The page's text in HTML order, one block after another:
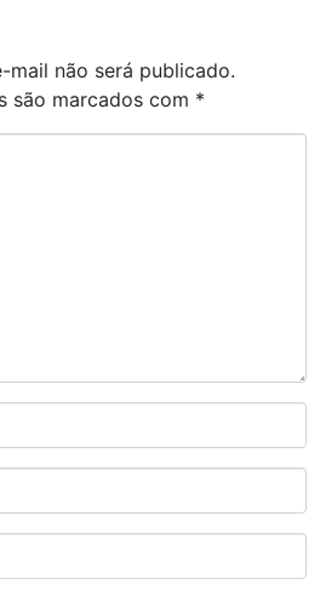
mail não será publicado.
são marcados com *